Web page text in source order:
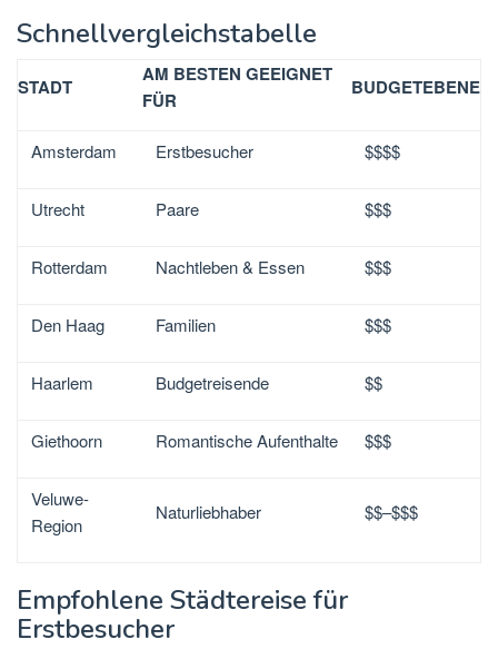
Schnellvergleichstabelle
STADT
AM BESTEN GEEIGNET
FÜR
BUDGETEBENE
Amsterdam Erstbesucher $$$$
Utrecht Paare $$$
Rotterdam Nachtleben & Essen $$$
Den Haag Familien $$$
Haarlem Budgetreisende $$
Giethoorn Romantische Aufenthalte $$$
Veluwe-
Region
Naturliebhaber $$–$$$
Empfohlene Städtereise für
Erstbesucher